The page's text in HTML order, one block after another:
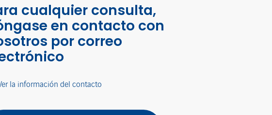
cualquier consulta,
en contacto con
por correo
la información del contacto